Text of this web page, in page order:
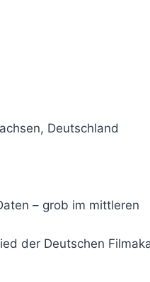
Deutschland
– grob im mittleren
der Deutschen